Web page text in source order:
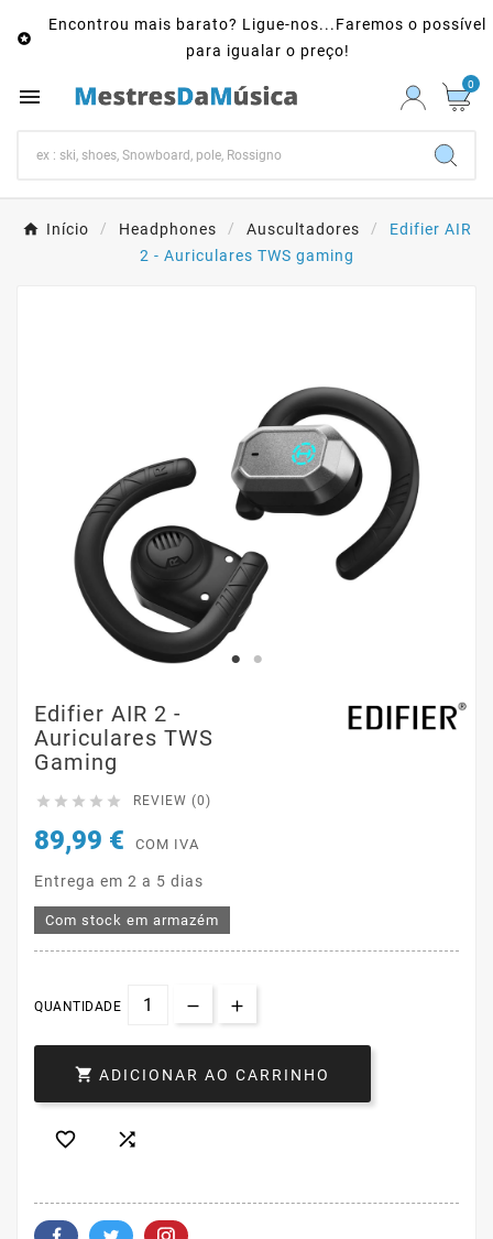

Encontrou mais barato? Ligue-nos...Faremos o possível
para igualar o preço!
 0
Início Headphones Auscultadores
Edifier AIR
2 - Auriculares TWS gaming
Edifier AIR 2 -
Auriculares TWS
Gaming
     REVIEW (0)
89,99 € COM IVA
Entrega em 2 a 5 dias
Com stock em armazém
QUANTIDADE
 ADICIONAR AO CARRINHO
 